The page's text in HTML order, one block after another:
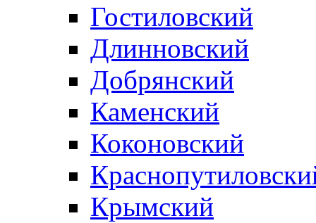
Гостиловский
Длинновский
Добрянский
Каменский
Коконовский
Крымский